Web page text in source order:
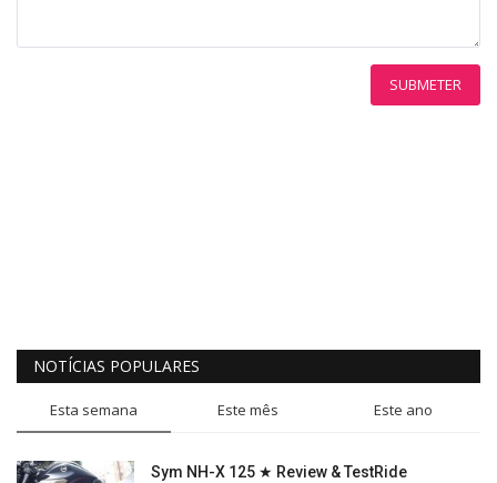
SUBMETER
NOTÍCIAS POPULARES
Esta semana Este mês Este ano
Sym NH-X 125 ★ Review & TestRide